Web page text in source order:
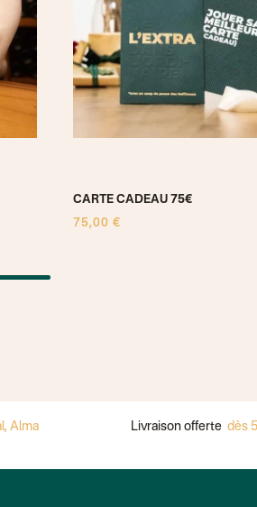
CARTE CADEAU 75€
75,00 €
Livraison offerte dès 59€